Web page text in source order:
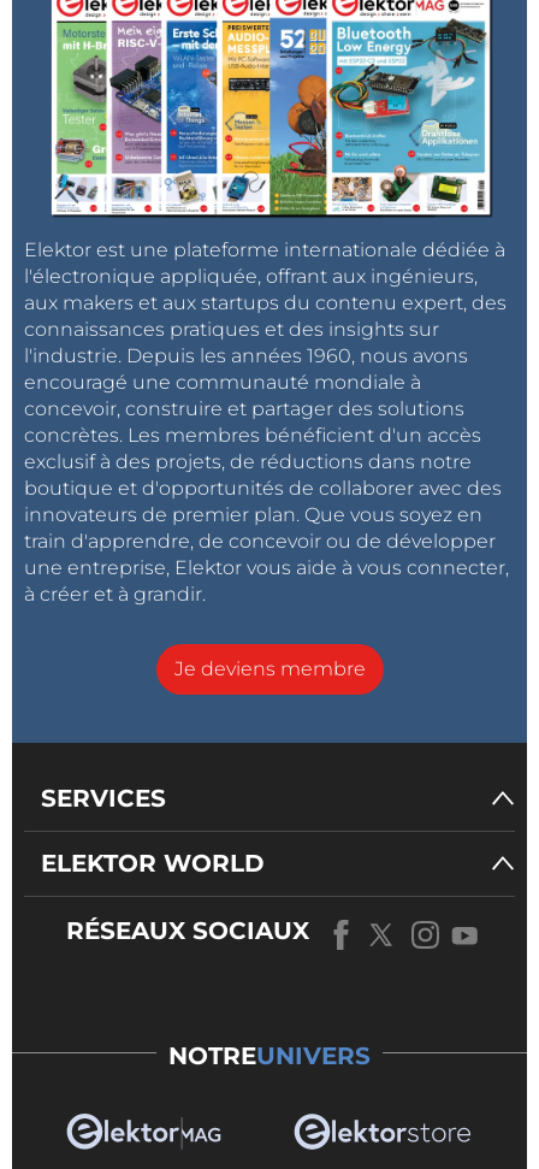
Elektor est une plateforme internationale dédiée à
l'électronique appliquée, offrant aux ingénieurs,
aux makers et aux startups du contenu expert, des
connaissances pratiques et des insights sur
l'industrie. Depuis les années 1960, nous avons
encouragé une communauté mondiale à
concevoir, construire et partager des solutions
concrètes. Les membres bénéficient d'un accès
exclusif à des projets, de réductions dans notre
boutique et d'opportunités de collaborer avec des
innovateurs de premier plan. Que vous soyez en
train d'apprendre, de concevoir ou de développer
une entreprise, Elektor vous aide à vous connecter,
à créer et à grandir.
Je deviens membre
SERVICES
ELEKTOR WORLD
RÉSEAUX SOCIAUX
NOTREUNIVERS